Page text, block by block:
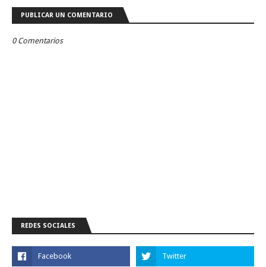
PUBLICAR UN COMENTARIO
0 Comentarios
REDES SOCIALES